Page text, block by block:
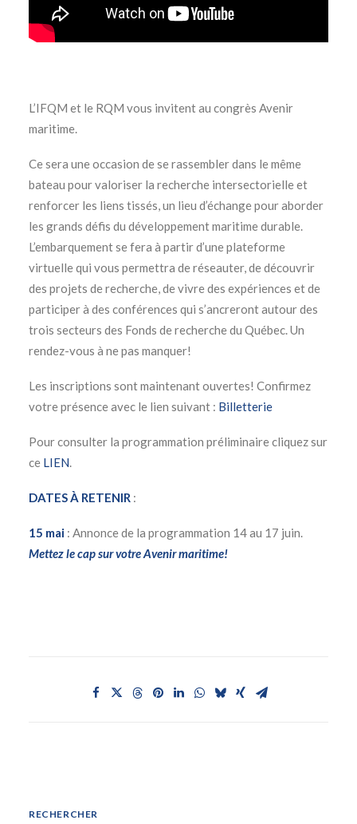
L’IFQM et le RQM vous invitent au congrès Avenir
maritime.
Ce sera une occasion de se rassembler dans le même
bateau pour valoriser la recherche intersectorielle et
renforcer les liens tissés, un lieu d’échange pour aborder
les grands défis du développement maritime durable.
L’embarquement se fera à partir d’une plateforme
virtuelle qui vous permettra de réseauter, de découvrir
des projets de recherche, de vivre des expériences et de
participer à des conférences qui s’ancreront autour des
trois secteurs des Fonds de recherche du Québec. Un
rendez-vous à ne pas manquer!
Les inscriptions sont maintenant ouvertes! Confirmez
votre présence avec le lien suivant : Billetterie
Pour consulter la programmation préliminaire cliquez sur
ce LIEN.
DATES À RETENIR :
15 mai : Annonce de la programmation 14 au 17 juin.
Mettez le cap sur votre Avenir maritime!
RECHERCHER